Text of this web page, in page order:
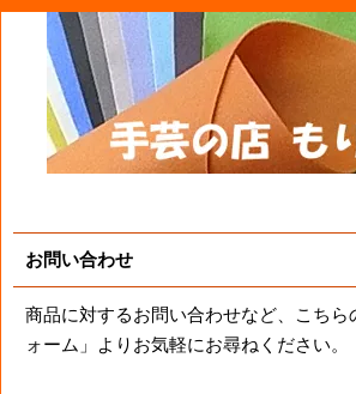
お問い合わせ
商品に対するお問い合わせなど、こちら
ォーム」よりお気軽にお尋ねください。